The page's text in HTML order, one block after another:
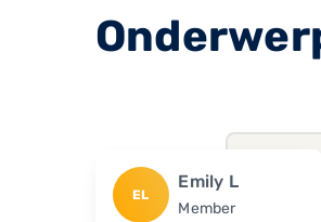
EL
Emily L
Member